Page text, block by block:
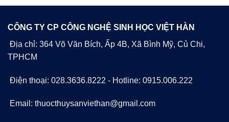
CÔNG TY CP CÔNG NGHỆ SINH HỌC VIỆT HÀN
Địa chỉ: 364 Võ Văn Bích, Ấp 4B, Xã Bình Mỹ, Củ Chi,
TPHCM
Điện thoại: 028.3636.8222 - Hotline: 0915.006.222
Email: thuocthuysanviethan@gmail.com